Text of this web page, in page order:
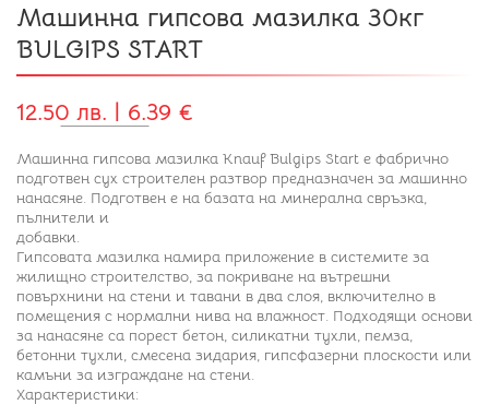
Машинна гипсова мазилка 30кг
BULGIPS START
12.50 лв. | 6.39 €
Машинна гипсова мазилка Knauf Bulgips Start е фабрично
подготвен сух строителен разтвор предназначен за машинно
нанасяне. Подготвен е на базата на минерална свръзка,
пълнители и
добавки.
Гипсовата мазилка намира приложение в системите за
жилищно строителство, за покриване на вътрешни
повърхнини на стени и тавани в два слоя, включително в
помещения с нормални нива на влажност. Подходящи основи
за нанасяне са порест бетон, силикатни тухли, пемза,
бетонни тухли, смесена зидария, гипсфазерни плоскости или
камъни за изграждане на стени.
Характеристики: